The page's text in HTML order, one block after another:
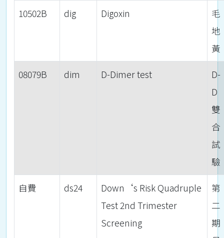
10502B dig Digoxin
毛
地
黃
08079B dim D-Dimer test
D-
D
雙
合
試
驗
自費 ds24
Down‘s Risk Quadruple
Test 2nd Trimester
Screening
第
二
期